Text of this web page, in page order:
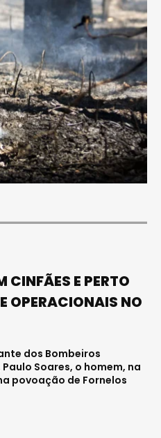
CINFÃES E PERTO
OPERACIONAIS NO
dos Bombeiros
Soares, o homem, na
povoação de Fornelos